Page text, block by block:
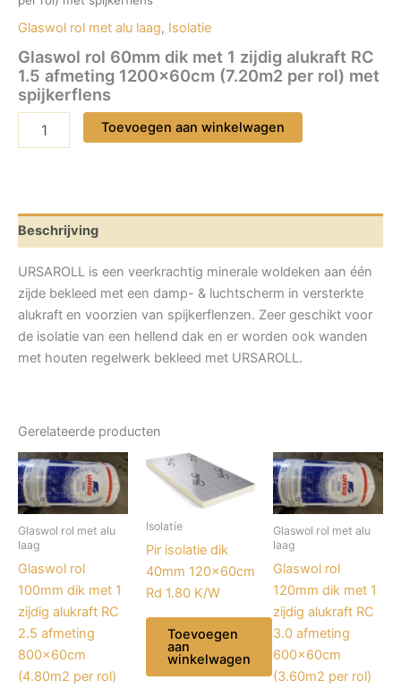
Glaswol rol met alu laag, Isolatie
Glaswol rol 60mm dik met 1 zijdig alukraft RC
1.5 afmeting 1200x60cm (7.20m2 per rol) met
spijkerflens
zijdig
alukraft
RC
1.5
afmeting
1200x60cm
(7.20m2
per
aantal
Toevoegen aan winkelwagen
Beschrijving
URSAROLL is een veerkrachtig minerale woldeken aan één
zijde bekleed met een damp- & luchtscherm in versterkte
alukraft en voorzien van spijkerflenzen. Zeer geschikt voor
de isolatie van een hellend dak en er worden ook wanden
met houten regelwerk bekleed met URSAROLL.
Gerelateerde producten
Glaswol rol met alu
laag
Glaswol rol
100mm dik met 1
zijdig alukraft RC
2.5 afmeting
800x60cm
(4.80m2 per rol)
Isolatie
Pir isolatie dik
40mm 120x60cm
Rd 1.80 K/W
Toevoegen
aan
winkelwagen
Glaswol rol met alu
laag
Glaswol rol
120mm dik met 1
zijdig alukraft RC
3.0 afmeting
600x60cm
(3.60m2 per rol)